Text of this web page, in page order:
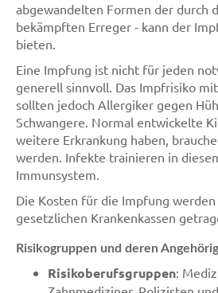
abgewandelten Formen der durch
bekämpften Erreger - kann der
bieten.
Eine Impfung ist nicht für jeden
generell sinnvoll. Das Impfrisiko
sollten jedoch Allergiker gegen
Schwangere. Normal entwickelte
weitere Erkrankung haben,
werden. Infekte trainieren in
Immunsystem.
Die Kosten für die Impfung
gesetzlichen Krankenkassen
Risikogruppen und deren
Risikoberufsgruppen: